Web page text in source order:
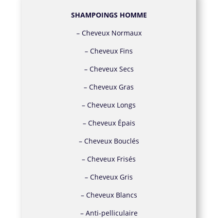
SHAMPOINGS HOMME
– Cheveux Normaux
–Cheveux Fins
– Cheveux Secs
–Cheveux Gras
–Cheveux Longs
– Cheveux Épais
– Cheveux Bouclés
–Cheveux Frisés
–Cheveux Gris
– Cheveux Blancs
– Anti-pelliculaire